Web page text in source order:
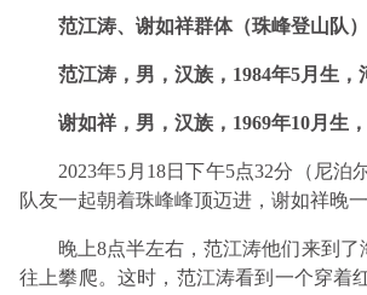
范江涛、谢如祥群体（珠峰登山队）
范江涛，男，汉族，1984年5月生
谢如祥，男，汉族，1969年10月生
2023年5月18日下午5点32分（尼
队友一起朝着珠峰峰顶迈进，谢如祥晚
晚上8点半左右，范江涛他们来到
往上攀爬。这时，范江涛看到一个穿着